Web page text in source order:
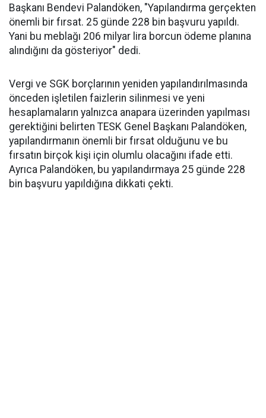
Başkanı Bendevi Palandöken, "Yapılandırma gerçekten
önemli bir fırsat. 25 günde 228 bin başvuru yapıldı.
Yani bu meblağı 206 milyar lira borcun ödeme planına
alındığını da gösteriyor" dedi.
Vergi ve SGK borçlarının yeniden yapılandırılmasında
önceden işletilen faizlerin silinmesi ve yeni
hesaplamaların yalnızca anapara üzerinden yapılması
gerektiğini belirten TESK Genel Başkanı Palandöken,
yapılandırmanın önemli bir fırsat olduğunu ve bu
fırsatın birçok kişi için olumlu olacağını ifade etti.
Ayrıca Palandöken, bu yapılandırmaya 25 günde 228
bin başvuru yapıldığına dikkati çekti.